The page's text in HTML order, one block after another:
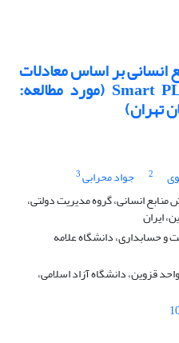
بر اساس معادلات
ساختاری در نرم افزار Smart PLS (مورد مطالعه:
تهران)
2 جواد محرابی3
انسانی، گروه مدیریت دولتی،
ایران
و حسابداری، دانشگاه علامه
قزوین، دانشگاه آزاد اسلامی،